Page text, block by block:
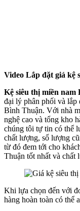
Video Lắp đặt giá kệ
Kệ siêu thị miền nam
đại lý phân phối và lắp
Bình Thuận. Với nhà
nghệ cao và tổng kho
chúng tôi tự tin có thể
chất lượng, số lượng
từ đó đem tới cho
Thuận tốt nhất và chất
Khi lựa chọn đến với
hàng hoàn toàn có thể